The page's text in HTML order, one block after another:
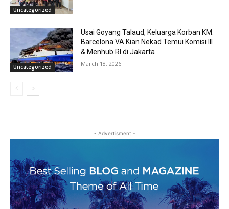
Uncategorized
Uncategorized
Usai Goyang Talaud, Keluarga Korban KM.
Barcelona VA Kian Nekad Temui Komisi III
& Menhub RI di Jakarta
March 18, 2026
- Advertisment -